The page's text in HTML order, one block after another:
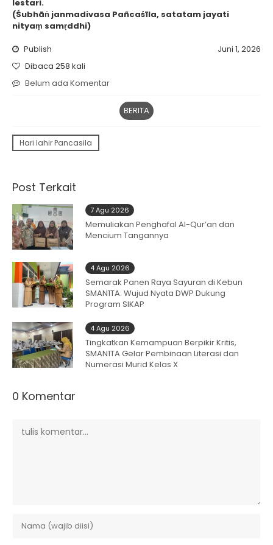
lestari.
(Śubhāṅ janmadivasa Pañcaśīla, satatam jayati
nityaṃ samṛddhi)
Publish
Juni 1, 2026
Dibaca 258 kali
Belum ada Komentar
BERITA
Hari lahir Pancasila
Post Terkait
7 Agu 2026
Memuliakan Penghafal Al-Qur’an dan
Mencium Tangannya
4 Agu 2026
Semarak Panen Raya Sayuran di Kebun
SMAN1TA: Wujud Nyata DWP Dukung
Program SIKAP
4 Agu 2026
Tingkatkan Kemampuan Berpikir Kritis,
SMAN1TA Gelar Pembinaan Literasi dan
Numerasi Murid Kelas X
0 Komentar